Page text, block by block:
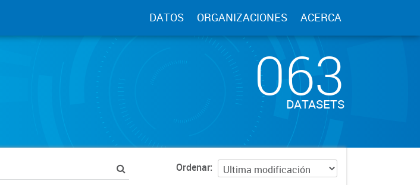
DATOS ORGANIZACIONES ACERCA
063
DATASETS
Ordenar